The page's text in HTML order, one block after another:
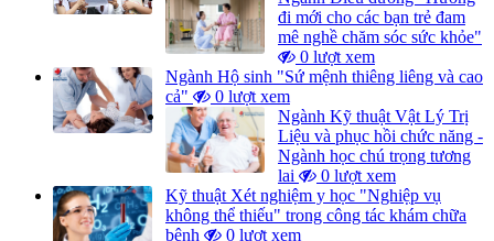
đi mới cho các bạn trẻ đam
mê nghề chăm sóc sức khỏe"
0 lượt xem
Ngành Hộ sinh "Sứ mệnh thiêng liêng và cao
cả"
0 lượt xem
Ngành Kỹ thuật Vật Lý Trị
Liệu và phục hồi chức năng -
Ngành học chú trọng tương
lai
0 lượt xem
Kỹ thuật Xét nghiệm y học "Nghiệp vụ
không thể thiếu" trong công tác khám chữa
bệnh
0 lượt xem